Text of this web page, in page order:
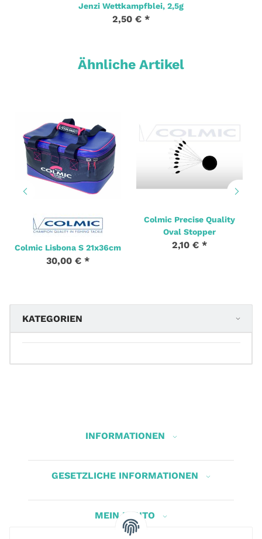
Jenzi Wettkampfblei, 2,5g
2,50 € *
Ähnliche Artikel
Colmic Lisbona S 21x36cm
30,00 € *
Colmic Precise Quality
Oval Stopper
2,10 € *
KATEGORIEN
INFORMATIONEN
GESETZLICHE INFORMATIONEN
MEIN KONTO